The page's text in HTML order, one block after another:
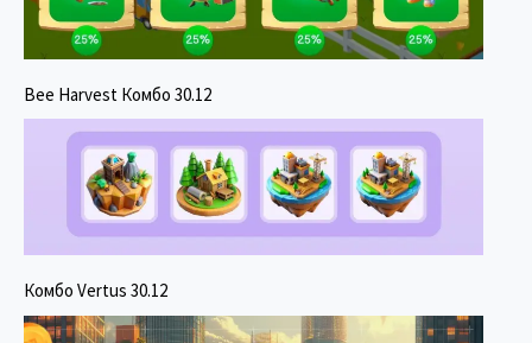
Bee Harvest Комбо 30.12
Комбо Vertus 30.12